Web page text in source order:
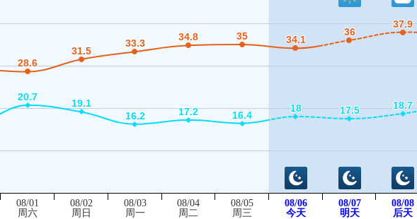
28.6
28.6
31.5
31.5
33.3
33.3
34.8
34.8 35
35 34.1
34.1
36
36
37.9
37.9
20.7
20.7
19.1
19.1
16.2
16.2 17.2
17.2 16.4
16.4
18
18 17.5
17.5 18.7
18.7
08/01
周六
08/02
周日
08/03
周一
08/04
周二
08/05
周三
08/06
今天
08/07
明天
08/08
后天